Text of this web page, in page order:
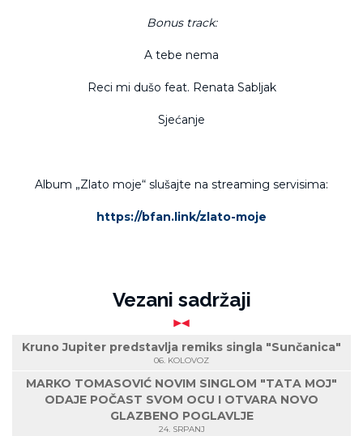
Bonus track:
A tebe nema
Reci mi dušo feat. Renata Sabljak
Sjećanje
Album „Zlato moje“ slušajte na streaming servisima:
https://bfan.link/zlato-moje
Vezani sadržaji
Kruno Jupiter predstavlja remiks singla "Sunčanica"
06. KOLOVOZ
MARKO TOMASOVIĆ NOVIM SINGLOM "TATA MOJ"
ODAJE POČAST SVOM OCU I OTVARA NOVO
GLAZBENO POGLAVLJE
24. SRPANJ